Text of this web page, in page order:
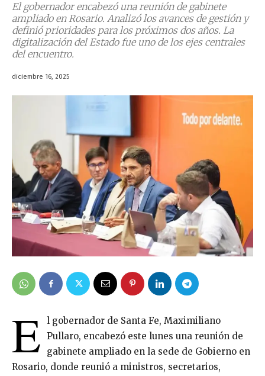
El gobernador encabezó una reunión de gabinete
ampliado en Rosario. Analizó los avances de gestión y
definió prioridades para los próximos dos años. La
digitalización del Estado fue uno de los ejes centrales
del encuentro.
diciembre 16, 2025
E l gobernador de Santa Fe, Maximiliano
Pullaro, encabezó este lunes una reunión de
gabinete ampliado en la sede de Gobierno en
Rosario, donde reunió a ministros, secretarios,